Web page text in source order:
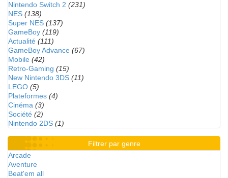
Nintendo Switch 2 (231)
NES (138)
Super NES (137)
GameBoy (119)
Actualité (111)
GameBoy Advance (67)
Mobile (42)
Retro-Gaming (15)
New Nintendo 3DS (11)
LEGO (5)
Plateformes (4)
Cinéma (3)
Société (2)
Nintendo 2DS (1)
Filtrer par genre
Arcade
Aventure
Beat'em all